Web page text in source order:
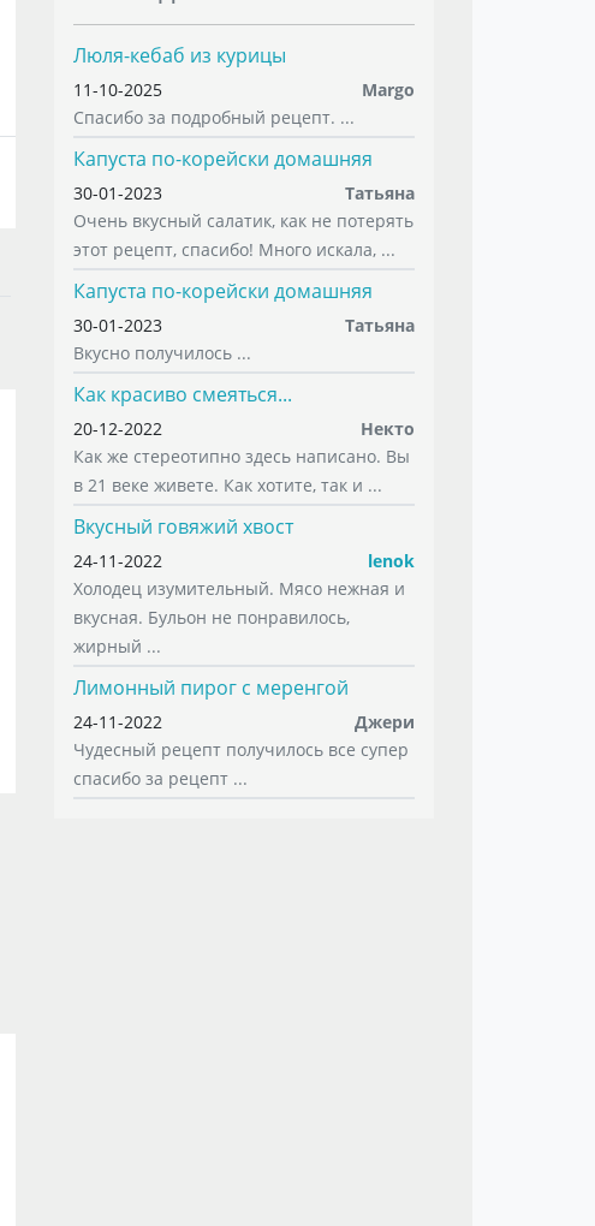
Люля-кебаб из курицы
11-10-2025
Margo
Спасибо за подробный рецепт. ...
Капуста по-корейски домашняя
30-01-2023
Татьяна
Очень вкусный салатик, как не потерять
этот рецепт, спасибо! Много искала, ...
Капуста по-корейски домашняя
30-01-2023
Татьяна
Вкусно получилось ...
Как красиво смеяться...
20-12-2022
Некто
Как же стереотипно здесь написано. Вы
в 21 веке живете. Как хотите, так и ...
Вкусный говяжий хвост
24-11-2022
lenok
Холодец изумительный. Мясо нежная и
вкусная. Бульон не понравилось,
жирный ...
Лимонный пирог с меренгой
24-11-2022
Джери
Чудесный рецепт получилось все супер
спасибо за рецепт ...